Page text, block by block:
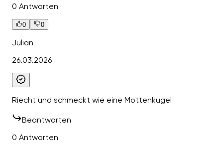
0 Antworten
0 0
Julian
26.03.2026
Riecht und schmeckt wie eine Mottenkugel
Beantworten
0 Antworten